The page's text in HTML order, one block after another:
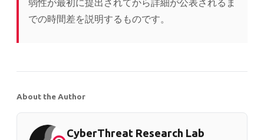
弱性が最初に提出されてから詳細が公表されるま
での時間差を説明するものです。
About the Author
CyberThreat Research Lab